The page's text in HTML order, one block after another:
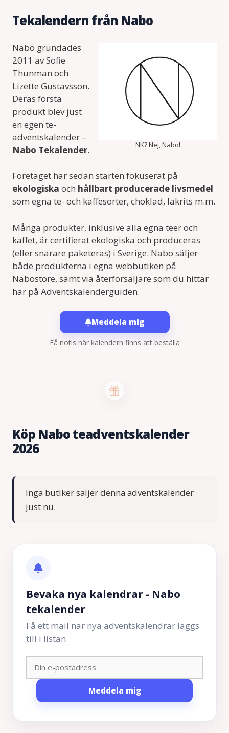
Tekalendern från Nabo
NK? Nej, Nabo!
Nabo grundades
2011 av Sofie
Thunman och
Lizette Gustavsson.
Deras första
produkt blev just
en egen te-
adventskalender –
Nabo Tekalender.
Företaget har sedan starten fokuserat på
ekologiska och hållbart producerade livsmedel
som egna te- och kaffesorter, choklad, lakrits m.m.
Många produkter, inklusive alla egna teer och
kaffet, är certifierat ekologiska och produceras
(eller snarare paketeras) i Sverige. Nabo säljer
både produkterna i egna webbutiken på
Nabostore, samt via återförsäljare som du hittar
här på Adventskalenderguiden.
Meddela mig
Få notis när kalendern finns att beställa
Köp Nabo teadventskalender
2026
Inga butiker säljer denna adventskalender
just nu.
Bevaka nya kalendrar - Nabo
tekalender
Få ett mail när nya adventskalendrar läggs
till i listan.
Meddela mig